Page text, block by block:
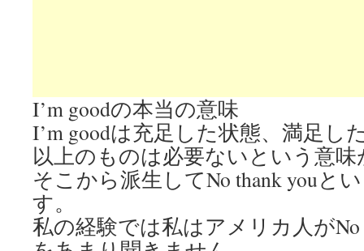
I’m goodの本当の意味
I’m goodは充足した状態、満足し
以上のものは必要ないという意
そこから派生してNo thank youと
す。
私の経験では私はアメリカ人がNo